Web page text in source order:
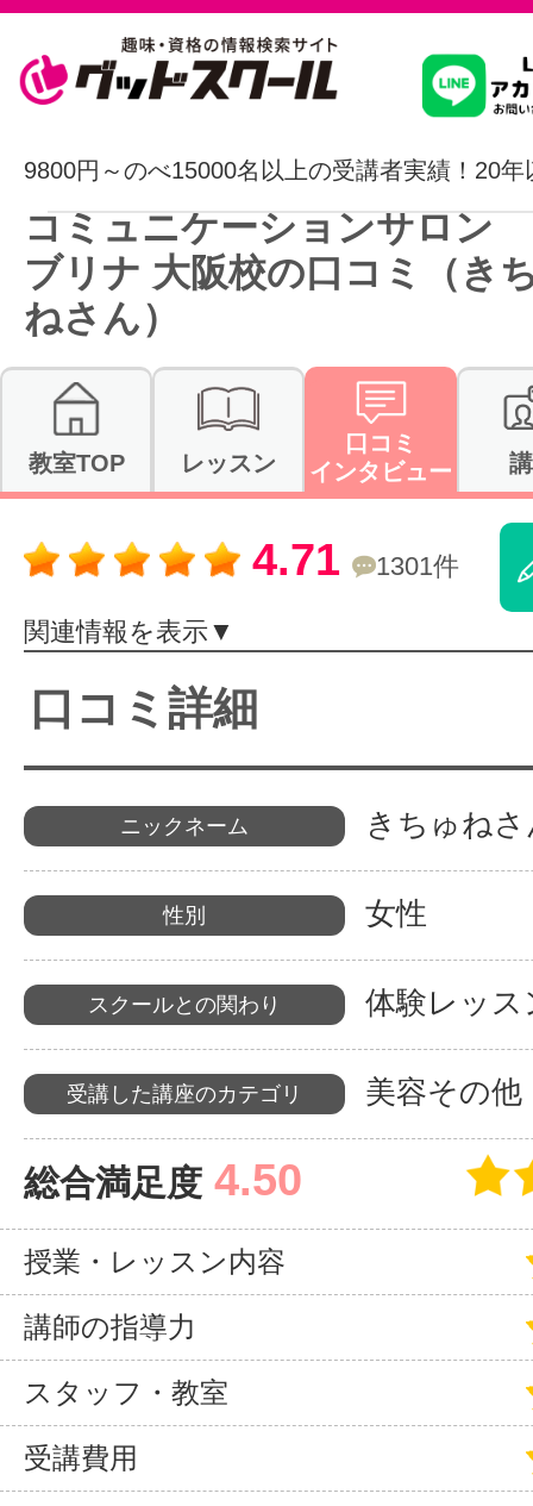
習いたいこ
スクールを
駅・路線か
通信講座を
体験レッス
特集をみる
グッドスク
掲載のお問
サイトマッ
9800円～のべ15000名以上の受講者実績！20年
コミュニケーションサロン
ブリナ 大阪校の口コミ（き
ねさん）
教室TOP レッスン
口コミ
インタビュー
4.71 1301件
関連情報を表示▼
口コミ詳細
ニックネーム きちゅね
性別 女性
スクールとの関わり 体験レッ
受講した講座のカテゴリ 美容その他
総合満足度 4.50
授業・レッスン内容
講師の指導力
スタッフ・教室
受講費用